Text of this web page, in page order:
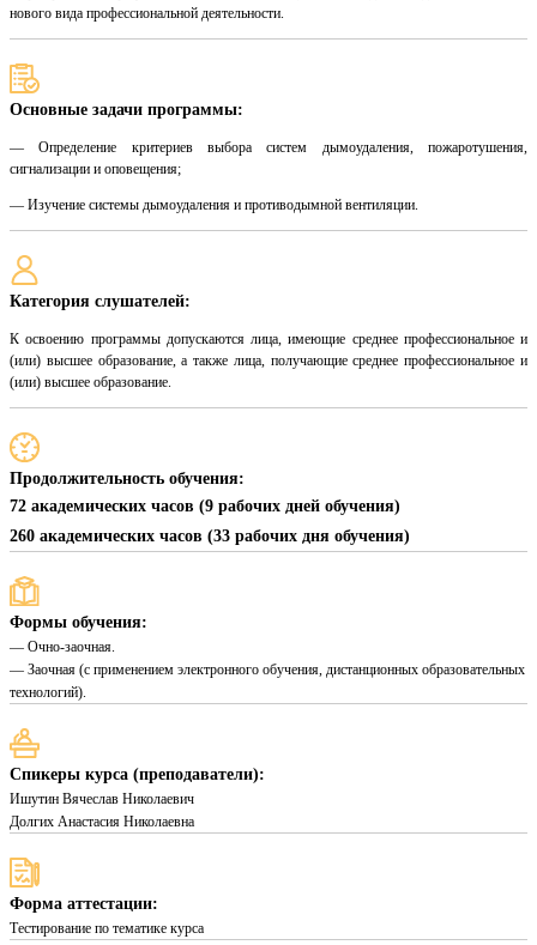
нового вида профессиональной деятельности.
Основные задачи программы:
— Определение критериев выбора систем дымоудаления, пожаротушения,
сигнализации и оповещения;
— Изучение системы дымоудаления и противодымной вентиляции.
Категория слушателей:
К освоению программы допускаются лица, имеющие среднее профессиональное и
(или) высшее образование, а также лица, получающие среднее профессиональное и
(или) высшее образование.
Продолжительность обучения:
72 академических часов (9 рабочих дней обучения)
260 академических часов (33 рабочих дня обучения)
Формы обучения:
— Очно-заочная.
— Заочная (с применением электронного обучения, дистанционных образовательных
технологий).
Спикеры курса (преподаватели):
Ишутин Вячеслав Николаевич
Долгих Анастасия Николаевна
Форма аттестации:
Тестирование по тематике курса